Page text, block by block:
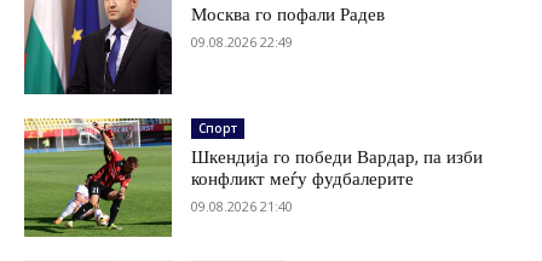
Москва го пофали Радев
09.08.2026 22:49
Спорт
Шкендија го победи Вардар, па изби
конфликт меѓу фудбалерите
09.08.2026 21:40